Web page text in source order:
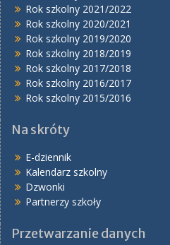
Rok szkolny 2021/2022
Rok szkolny 2020/2021
Rok szkolny 2019/2020
Rok szkolny 2018/2019
Rok szkolny 2017/2018
Rok szkolny 2016/2017
Rok szkolny 2015/2016
Na skróty
E-dziennik
Kalendarz szkolny
Dzwonki
Partnerzy szkoły
Przetwarzanie danych